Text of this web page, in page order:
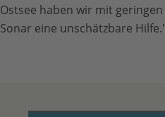
Ostsee haben wir mit
Sonar eine unschätzbare